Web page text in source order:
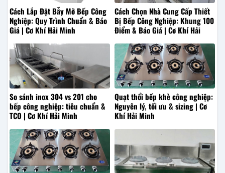
Cách Lắp Đặt Bẫy Mỡ Bếp Công
Nghiệp: Quy Trình Chuẩn & Báo
Giá | Cơ Khí Hải Minh
Cách Chọn Nhà Cung Cấp Thiết
Bị Bếp Công Nghiệp: Khung 100
Điểm & Báo Giá | Cơ Khí Hải
So sánh inox 304 vs 201 cho
bếp công nghiệp: tiêu chuẩn &
TCO | Cơ Khí Hải Minh
Quạt thổi bếp khè công nghiệp:
Nguyên lý, tối ưu & sizing | Cơ
Khí Hải Minh